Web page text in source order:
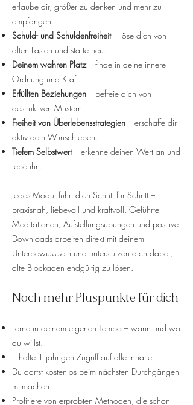
erlaube dir, größer zu denken und mehr zu
empfangen.
Schuld- und Schuldenfreiheit– löse dich von
alten Lasten und starte neu.
Deinem wahren Platz– finde in deine innere
Ordnung und Kraft.
Erfüllten Beziehungen – befreie dich von
destruktiven Mustern.
Freiheit von Überlebensstrategien – erschaffe dir
aktiv dein Wunschleben.
Tiefem Selbstwert– erkenne deinen Wert an und
lebe ihn.
Jedes Modul führt dich Schritt für Schritt –
praxisnah, liebevoll und kraftvoll. Geführte
Meditationen, Aufstellungsübungen und positive
Downloads arbeiten direkt mit deinem
Unterbewusstsein und unterstützen dich dabei,
alte Blockaden endgültig zu lösen.
Noch mehr Pluspunkte für dich
Lerne in deinem eigenen Tempo – wann und wo
du willst.
Erhalte 1 jährigen Zugriff auf alle Inhalte.
Du darfst kostenlos beim nächsten Durchgängen
mitmachen
Profitiere von erprobten Methoden, die schon